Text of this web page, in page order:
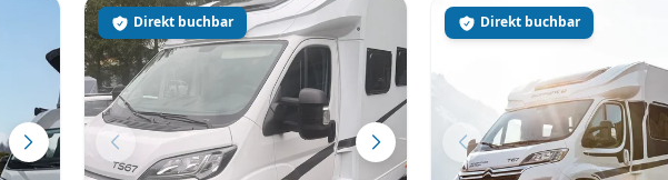
Direkt buchbar Direkt buchbar